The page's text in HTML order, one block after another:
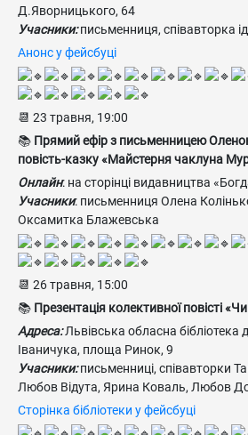
Д.Яворницького, 64
Учасники:письменниця, співавторка
Анонс у фейсбуці
📆 23 травня, 19:00
📚 Прямий ефір з письменницею
повість-казку «Майстерня чаклуна
Онлайн: на сторінці видавництва
Учасники: письменниця Олена
Оксамитка Блажевська
📆 26 травня, 15:00
📚 Презентація колективної повісті
Адреса:Львівська обласна
Іваничука, площа Ринок, 9
Учасники:письменниці, співавторки
Любов Відута, Ярина Коваль, Любов
Сторінка бібліотеки у фейсбуці